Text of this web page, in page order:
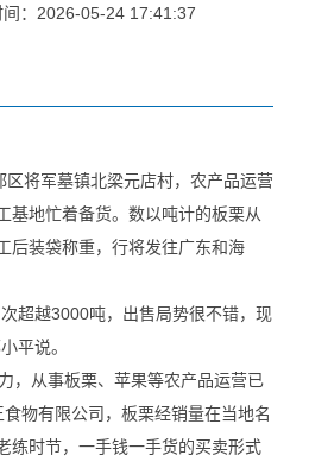
：2026-05-24 17:41:37
将军墓镇北梁元店村，农产品运营
基地忙着备货。数以吨计的板栗从
后装袋称重，行将发往广东和海
越3000吨，出售局势很不错，现
平说。
从事板栗、苹果等农产品运营已
物有限公司，板栗经销量在当地名
练时节，一手钱一手货的买卖形式